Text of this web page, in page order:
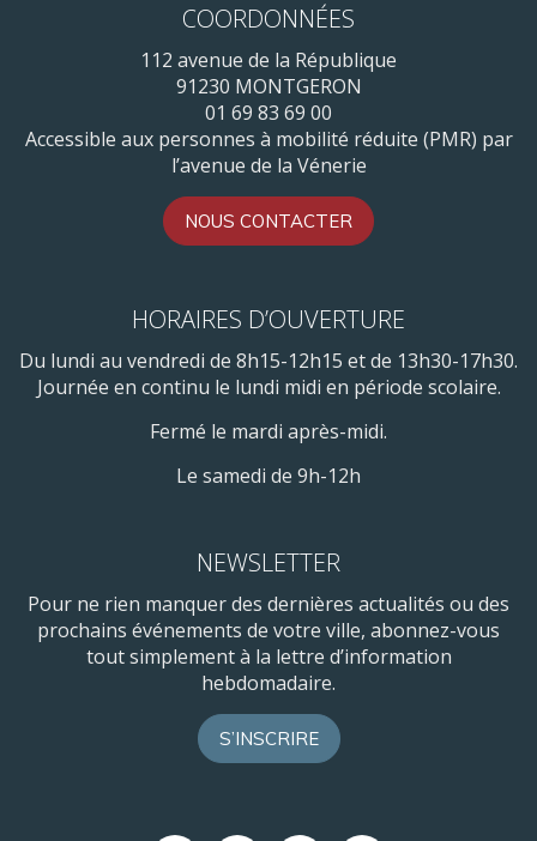
COORDONNÉES
112 avenue de la République
91230 MONTGERON
01 69 83 69 00
Accessible aux personnes à mobilité réduite (PMR) par
l’avenue de la Vénerie
NOUS CONTACTER
HORAIRES D’OUVERTURE
Du lundi au vendredi de 8h15-12h15 et de 13h30-17h30.
Journée en continu le lundi midi en période scolaire.
Fermé le mardi après-midi.
Le samedi de 9h-12h
NEWSLETTER
Pour ne rien manquer des dernières actualités ou des
prochains événements de votre ville, abonnez-vous
tout simplement à la lettre d’information
hebdomadaire.
S’INSCRIRE